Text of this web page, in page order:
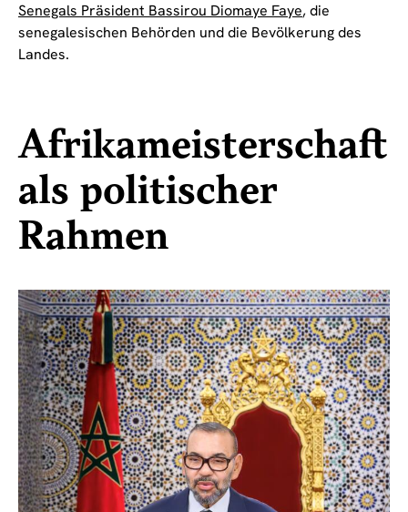
Senegals Präsident Bassirou Diomaye Faye, die
senegalesischen Behörden und die Bevölkerung des
Landes.
Afrikameisterschaft
als politischer
Rahmen